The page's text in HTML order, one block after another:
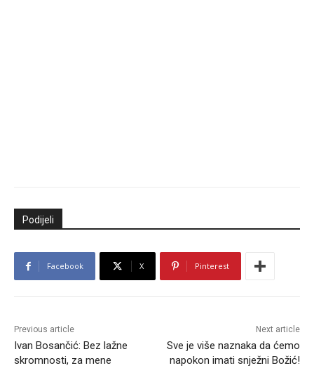
Podijeli
Facebook X Pinterest
Previous article
Ivan Bosančić: Bez lažne
skromnosti, za mene
Next article
Sve je više naznaka da ćemo
napokon imati snježni Božić!